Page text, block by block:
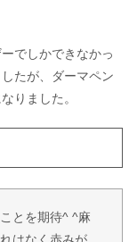
でしかできなかっ
たが、ダーマペン
りました。
とを期待^ ^麻